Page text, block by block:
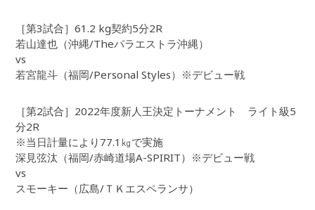
［第3試合］61.2 kg契約5分2R
若山達也（沖縄/Theパラエストラ沖縄）
vs
若宮龍斗（福岡/Personal Styles）※デビュー戦
［第2試合］2022年度新人王決定トーナメント ライト級5
分2R
※当日計量により77.1㎏で実施
深見弦汰（福岡/赤崎道場A-SPIRIT）※デビュー戦
vs
スモーキー（広島/ＴＫエスペランサ）